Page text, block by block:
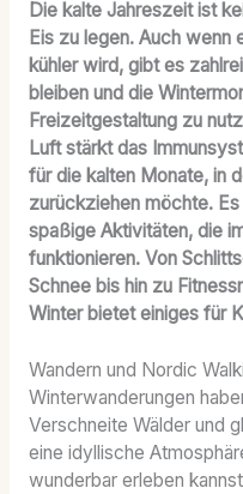
Die kalte Jahreszeit ist
Eis zu legen. Auch wenn
kühler wird, gibt es
bleiben und die
Freizeitgestaltung zu
Luft stärkt das
für die kalten Monate, in
zurückziehen möchte.
spaßige Aktivitäten, die
funktionieren. Von
Schnee bis hin zu
Winter bietet einiges für
Wandern und Nordic
Winterwanderungen
Verschneite Wälder und
eine idyllische
wunderbar erleben